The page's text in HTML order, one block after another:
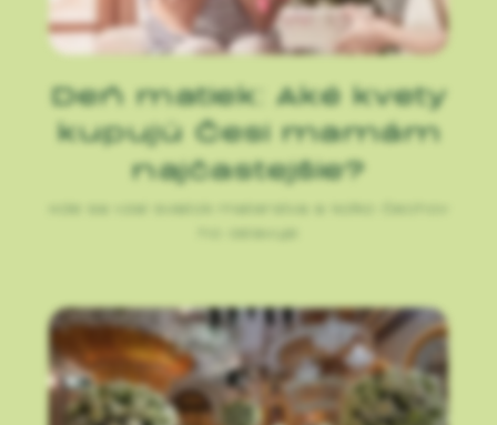
Deň matiek: Aké kvety
kupujú Česi mamám
najčastejšie?
Kde sa vzal sviatok materstva a koľko Čechov
ho oslavuje